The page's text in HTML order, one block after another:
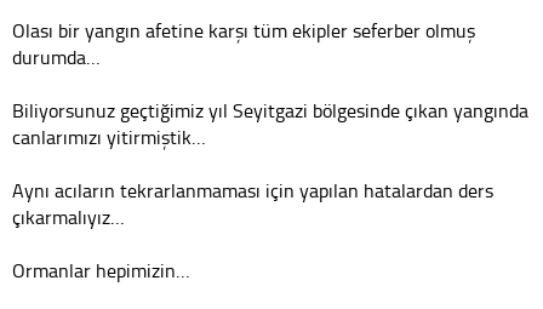
Olası bir yangın afetine karşı tüm ekipler seferber olmuş
durumda…
Biliyorsunuz geçtiğimiz yıl Seyitgazi bölgesinde çıkan yangında
canlarımızı yitirmiştik…
Aynı acıların tekrarlanmaması için yapılan hatalardan ders
çıkarmalıyız…
Ormanlar hepimizin…